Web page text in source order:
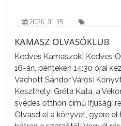
A
2026. 01. 15.
KAMASZ OLVASÓKLUB
Kedves Kamaszok! Kedves
16-án, pénteken 14:30 órai
Vachott Sándor Városi
Keszthelyi Gréta Kata, a
svédes otthon című ifjúsági
Olvasd el a könyvet, gyere el